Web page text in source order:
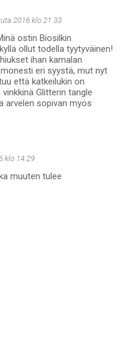
2016 klo 21.33
ostin Biosilkin
ollut todella tyytyväinen!
ihan kamalan
eri syystä, mut nyt
että katkeilukin on
Glitterin tangle
arvelen sopivan myös
klo 14.29
muuten tulee